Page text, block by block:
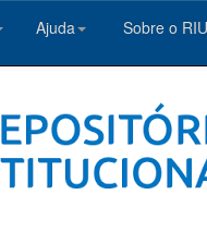
Ajuda Sobre o